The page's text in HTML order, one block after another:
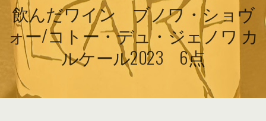
飲んだワイン ブノワ・ショヴ
ォー/コトー・デュ・ジェノワ カ
ルケール2023 6点